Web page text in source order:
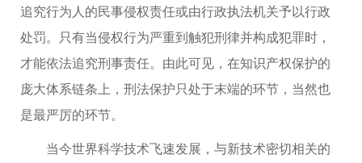
追究行为人的民事侵权责任或由行政执法机关予以行政
处罚。只有当侵权行为严重到触犯刑律并构成犯罪时，
才能依法追究刑事责任。由此可见，在知识产权保护的
庞大体系链条上，刑法保护只处于末端的环节，当然也
是最严厉的环节。
当今世界科学技术飞速发展，与新技术密切相关的